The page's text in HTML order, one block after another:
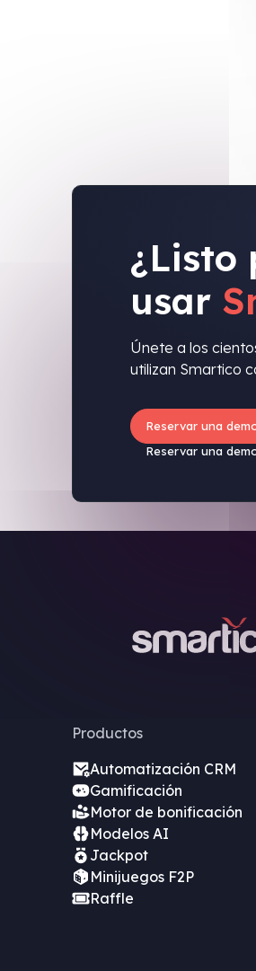
¿Listo
usar
Únete a los
utilizan Smartico
Reservar una
Productos
Automatización CRM
Gamificación
Motor de bonificación
Modelos AI
Jackpot
Minijuegos F2P
Raffle